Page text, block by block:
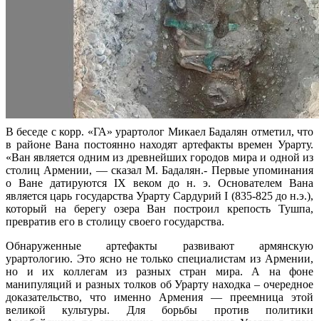
В беседе с корр. «ГА» урартолог Микаел Бадалян отметил, что
в районе Вана постоянно находят артефакты времен Урарту.
«Ван является одним из древнейших городов мира и одной из
столиц Армении, — сказал М. Бадалян.- Первые упоминания
о Ване датируются IX веком до н. э. Основателем Вана
является царь государства Урарту Сардурий I (835-825 до н.э.),
который на берегу озера Ван построил крепость Тушпа,
превратив его в столицу своего государства.
Обнаруженные артефакты развивают армянскую
урартологию. Это ясно не только специалистам из Армении,
но и их коллегам из разных стран мира. А на фоне
манипуляций и разных толков об Урарту находка – очередное
доказательство, что именно Армения — преемница этой
великой культуры. Для борьбы против политики